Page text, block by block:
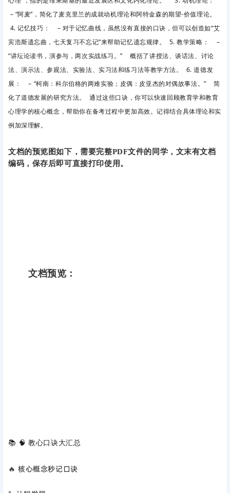
– “阿麦”，简化了麦克里兰的成就动机理论和阿特金森的期望-价值理论。
4. 记忆技巧： – 对于记忆曲线，虽然没有直接的口诀，但可以创造如“艾
宾浩斯遗忘曲，七天复习不忘记”来帮助记忆遗忘规律。 5. 教学策略： –
“讲坛论读书，演参与，两次实战练习。” 概括了讲授法、谈话法、讨论
法、演示法、参观法、实验法、实习法和练习法等教学方法。 6. 道德发
展： – “柯南：科尔伯格的两难实验；皮偶：皮亚杰的对偶故事法。” 简
化了道德发展的研究方法。 通过这些口诀，你可以快速回顾教育学和教育
心理学的核心概念，帮助你在备考过程中更加高效。记得结合具体理论和实
例加深理解。
文档的预览图如下，需要完整PDF文件的同学，文末有文档
编码，保存后即可直接打印使用。
文档预览：
📚 🧠 教心口诀大汇总
🔥 核心概念秒记口诀